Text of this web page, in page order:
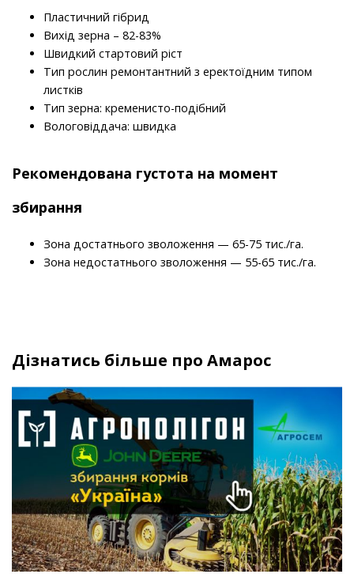
Пластичний гібрид
Вихід зерна – 82-83%
Швидкий стартовий ріст
Тип рослин ремонтантний з еректоїдним типом
листків
Тип зерна: кременисто-подібний
Вологовіддача: швидка
Рекомендована густота на момент
збирання
Зона достатнього зволоження — 65-75 тис./га.
Зона недостатнього зволоження — 55-65 тис./га.
Дізнатись більше про Амарос